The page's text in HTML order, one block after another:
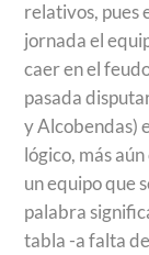
relativos, pues
jornada el
caer en el
pasada
y Alcobendas)
lógico, más
un equipo que
palabra
tabla -a falta